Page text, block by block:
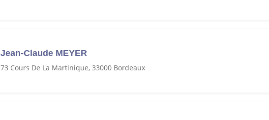
Jean-Claude MEYER
73 Cours De La Martinique, 33000 Bordeaux